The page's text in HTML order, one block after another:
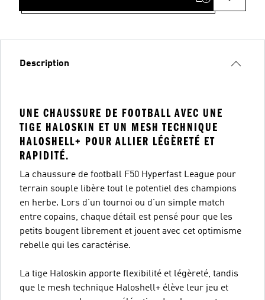
Description
UNE CHAUSSURE DE FOOTBALL AVEC UNE
TIGE HALOSKIN ET UN MESH TECHNIQUE
HALOSHELL+ POUR ALLIER LÉGÈRETÉ ET
RAPIDITÉ.
La chaussure de football F50 Hyperfast League pour
terrain souple libère tout le potentiel des champions
en herbe. Lors d’un tournoi ou d’un simple match
entre copains, chaque détail est pensé pour que les
petits bougent librement et jouent avec cet optimisme
rebelle qui les caractérise.
La tige Haloskin apporte flexibilité et légèreté, tandis
que le mesh technique Haloshell+ élève leur jeu et